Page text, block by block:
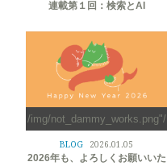
連載第１回：検索とAI
/img/not_dammy_works.png"/
>
BLOG 2026.01.05
2026年も、よろしくお願いいた